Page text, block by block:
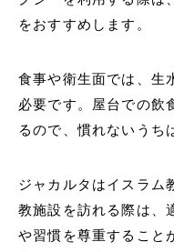
をおすすめします。
食事や衛生面では、生
必要です。屋台での飲
るので、慣れないうち
ジャカルタはイスラム
教施設を訪れる際は、
や習慣を尊重すること